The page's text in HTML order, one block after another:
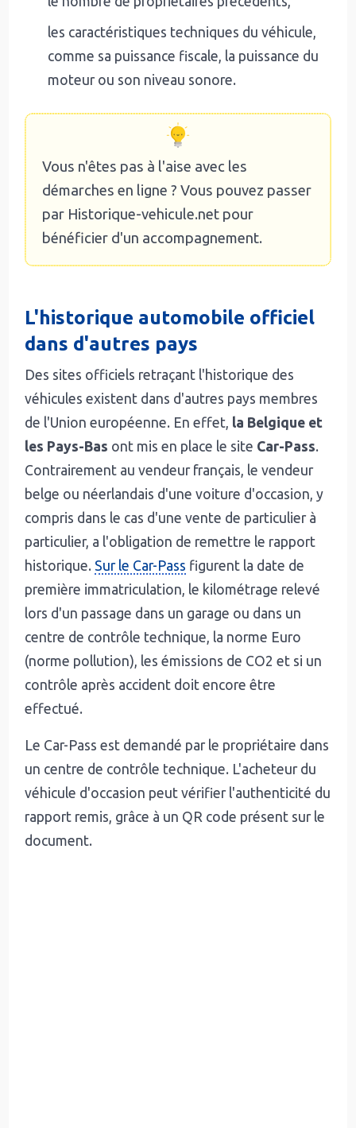
les caractéristiques techniques du véhicule,
comme sa puissance fiscale, la puissance du
moteur ou son niveau sonore.
Vous n'êtes pas à l'aise avec les
démarches en ligne ? Vous pouvez passer
par Historique-vehicule.net pour
bénéficier d'un accompagnement.
L'historique automobile officiel
dans d'autres pays
Des sites officiels retraçant l'historique des
véhicules existent dans d'autres pays membres
de l'Union européenne. En effet, la Belgique et
les Pays-Bas ont mis en place le site Car-Pass.
Contrairement au vendeur français, le vendeur
belge ou néerlandais d'une voiture d'occasion, y
compris dans le cas d'une vente de particulier à
particulier, a l'obligation de remettre le rapport
historique. Sur le Car-Pass figurent la date de
première immatriculation, le kilométrage relevé
lors d'un passage dans un garage ou dans un
centre de contrôle technique, la norme Euro
(norme pollution), les émissions de CO2 et si un
contrôle après accident doit encore être
effectué.
Le Car-Pass est demandé par le propriétaire dans
un centre de contrôle technique. L'acheteur du
véhicule d'occasion peut vérifier l'authenticité du
rapport remis, grâce à un QR code présent sur le
document.